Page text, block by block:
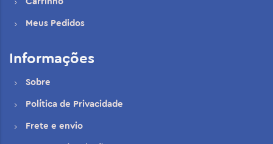
Meus Pedidos
Informações
Sobre
Política de Privacidade
Frete e envio